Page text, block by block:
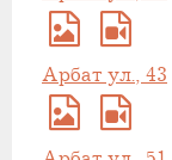
Арбат ул., 43